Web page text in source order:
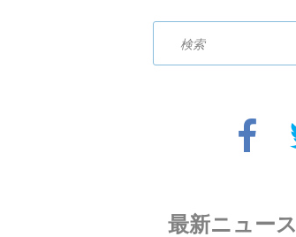
最新ニュース